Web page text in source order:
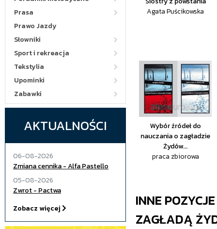
Prasa
Prawo Jazdy
Słowniki
Sport i rekreacja
Tekstylia
Upominki
Zabawki
AKTUALNOŚCI
06-08-2026
Zmiana cennika - Alfa Pastello
05-08-2026
Zwrot - Pactwa
Zobacz więcej
Agata Puścikowska
Wybór źródeł do
nauczania o zagładzie
Żydów...
praca zbiorowa
INNE
ZAGŁADĄ